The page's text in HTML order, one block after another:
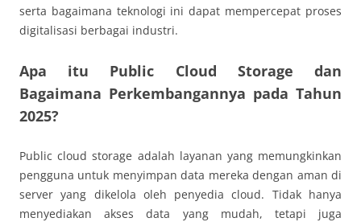
serta bagaimana teknologi ini dapat mempercepat proses
digitalisasi berbagai industri.
Apa itu Public Cloud Storage dan
Bagaimana Perkembangannya pada Tahun
2025?
Public cloud storage adalah layanan yang memungkinkan
pengguna untuk menyimpan data mereka dengan aman di
server yang dikelola oleh penyedia cloud. Tidak hanya
menyediakan akses data yang mudah, tetapi juga